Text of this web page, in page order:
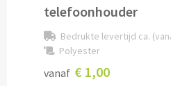
Pennenhouders bedrukken
telefoonhouder
Bedrukte levertijd ca.
Polyester
vanaf € 1,00